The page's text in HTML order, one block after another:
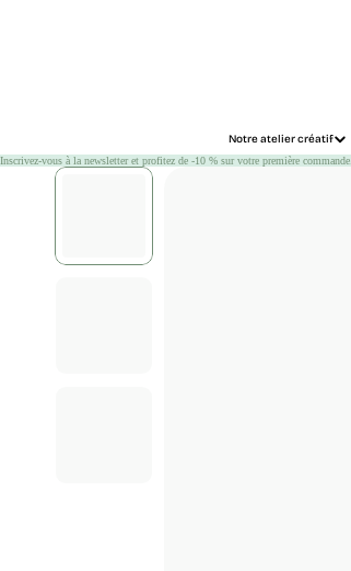
Notre atelier créatif
Inscrivez-vous à la newsletter et profitez de -10 % sur votre première commande.